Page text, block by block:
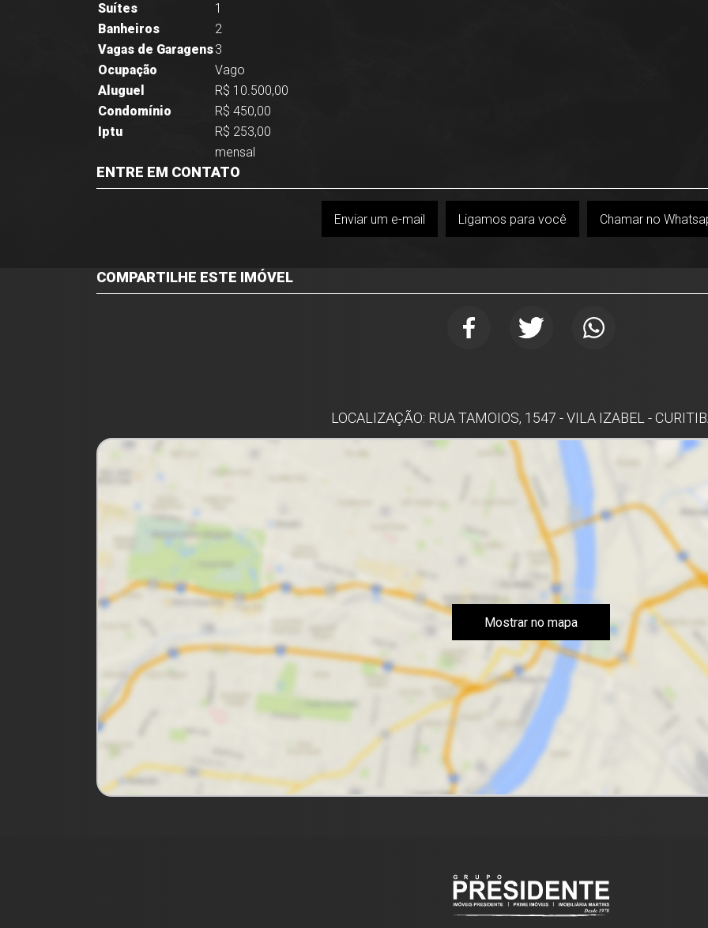
Suítes
1
Banheiros
2
Vagas de Garagens3
Ocupação
Vago
Aluguel
R$ 10.500,00
Condomínio
R$ 450,00
Iptu
R$ 253,00
mensal
ENTRE EM CONTATO
Enviar um e-mail Ligamos para você Chamar no
COMPARTILHE ESTE IMÓVEL
LOCALIZAÇÃO: RUA TAMOIOS, 1547 - VILA IZABEL -
Mostrar no mapa